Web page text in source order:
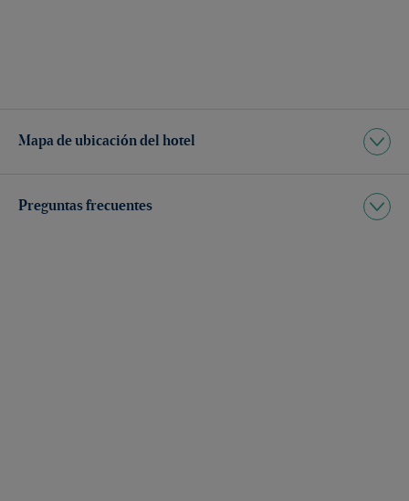
Mapa de ubicación del hotel
Preguntas frecuentes